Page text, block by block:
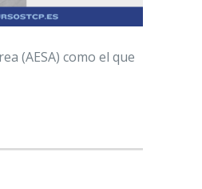
(AESA) como el que